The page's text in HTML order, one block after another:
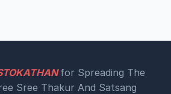
for Spreading The
Sree Thakur And Satsang